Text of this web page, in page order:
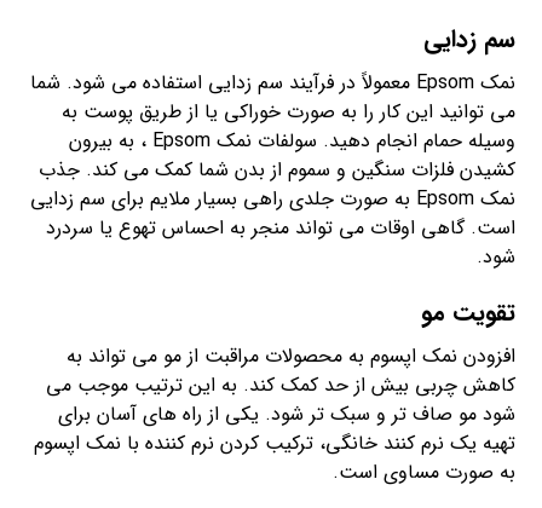
سم زدایی
نمک Epsom معمولاً در فرآیند سم زدایی استفاده می شود. شما
می توانید این کار را به صورت خوراکی یا از طریق پوست به
وسیله حمام انجام دهید. سولفات نمک Epsom ، به بیرون
کشیدن فلزات سنگین و سموم از بدن شما کمک می کند. جذب
نمک Epsom به صورت جلدی راهی بسیار ملایم برای سم زدایی
است. گاهی اوقات می تواند منجر به احساس تهوع یا سردرد
شود.
تقویت مو
افزودن نمک اپسوم به محصولات مراقبت از مو می تواند به
کاهش چربی بیش از حد کمک کند. به این ترتیب موجب می
شود مو صاف تر و سبک تر شود. یکی از راه های آسان برای
تهیه یک نرم کنند خانگی، ترکیب کردن نرم کننده با نمک اپسوم
به صورت مساوی است.